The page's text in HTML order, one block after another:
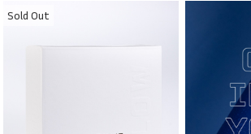
Sold Out